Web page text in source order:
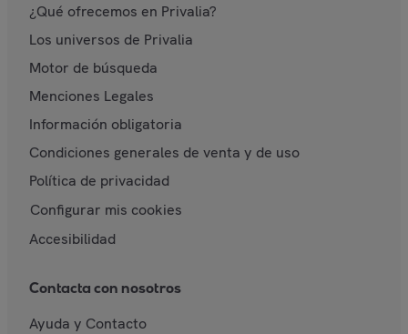
¿Qué ofrecemos en Privalia?
Los universos de Privalia
Motor de búsqueda
Menciones Legales
Información obligatoria
Condiciones generales de venta y de uso
Política de privacidad
Configurar mis cookies
Accesibilidad
Contacta con nosotros
Ayuda y Contacto